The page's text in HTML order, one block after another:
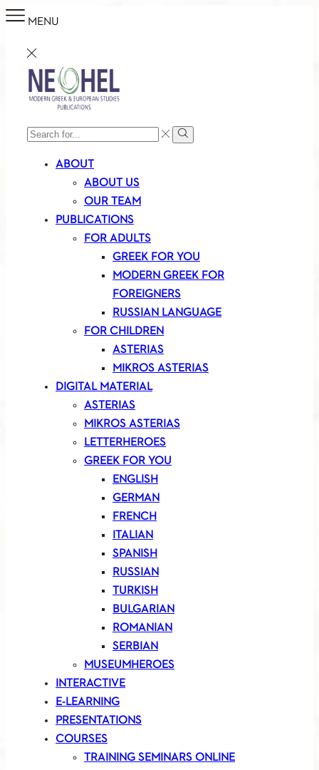
MENU
SEARCH
Search
ABOUT
ABOUT US
OUR TEAM
PUBLICATIONS
FOR ADULTS
GREEK FOR YOU
MODERN GREEK FOR
FOREIGNERS
RUSSIAN LANGUAGE
FOR CHILDREN
ASTERIAS
MIKROS ASTERIAS
DIGITAL MATERIAL
ASTERIAS
MIKROS ASTERIAS
LETTERHEROES
GREEK FOR YOU
ENGLISH
GERMAN
FRENCH
ITALIAN
SPANISH
RUSSIAN
TURKISH
BULGARIAN
ROMANIAN
SERBIAN
MUSEUMHEROES
INTERACTIVE
E-LEARNING
PRESENTATIONS
COURSES
TRAINING SEMINARS ONLINE